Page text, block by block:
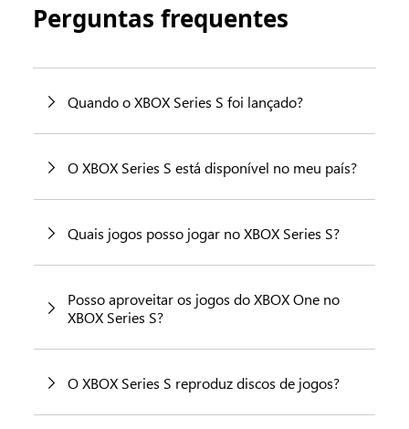
Perguntas frequentes
Quando o XBOX Series S foi lançado?
O XBOX Series S está disponível no meu país?
Quais jogos posso jogar no XBOX Series S?
Posso aproveitar os jogos do XBOX One no
XBOX Series S?
O XBOX Series S reproduz discos de jogos?